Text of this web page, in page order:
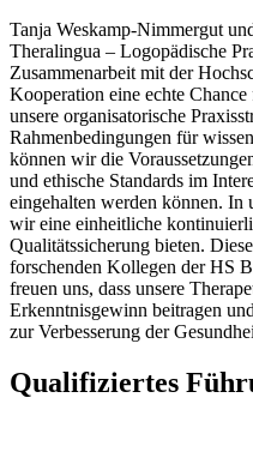
Tanja Weskamp-Nimmergut
Theralingua – Logopädische
Zusammenarbeit mit der
Kooperation eine echte
unsere organisatorische
Rahmenbedingungen für
können wir die
und ethische Standards im
eingehalten werden können. In
wir eine einheitliche
Qualitätssicherung bieten.
forschenden Kollegen der HS
freuen uns, dass unsere
Erkenntnisgewinn beitragen
zur Verbesserung der
Qualifiziertes